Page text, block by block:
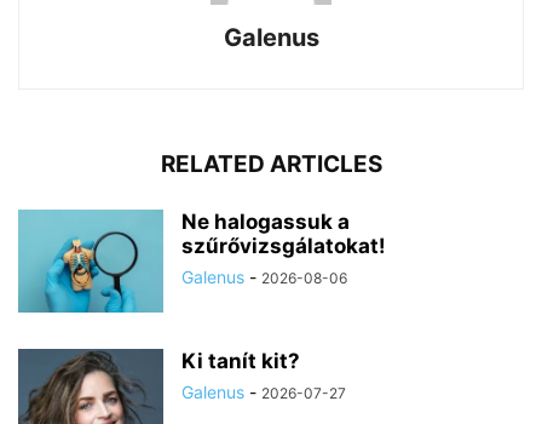
Galenus
RELATED ARTICLES
Ne halogassuk a
szűrővizsgálatokat!
Galenus - 2026-08-06
Ki tanít kit?
Galenus - 2026-07-27